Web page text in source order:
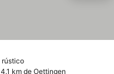
rústico
km de Oettingen